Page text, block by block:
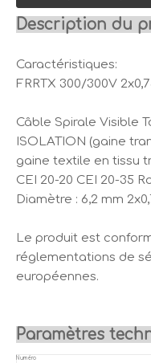
Description du
Caractéristiques:
FRRTX 300/300V
Câble Spirale Visible
ISOLATION (gaine
gaine textile en tissu
CEI 20-20 CEI 20-35
Diamètre : 6,2 mm
Le produit est
réglementations de
européennes.
Paramètres
Numéro